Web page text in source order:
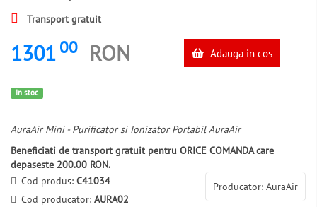
Transport gratuit
1301 00 RON Adauga in cos
In stoc
AuraAir Mini - Purificator si Ionizator Portabil AuraAir
Beneficiati de transport gratuit pentru ORICE COMANDA care
depaseste 200.00 RON.
Producator: AuraAir
Cod produs: C41034
Cod producator: AURA02